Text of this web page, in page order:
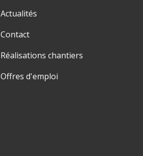
Actualités
Contact
Réalisations chantiers
Offres d'emploi